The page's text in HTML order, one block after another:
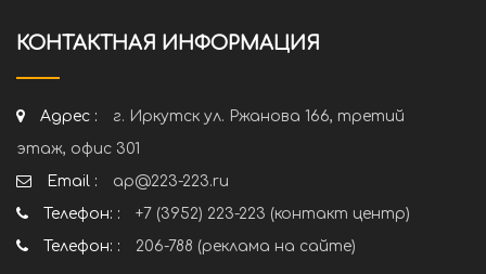
КОНТАКТНАЯ ИНФОРМАЦИЯ
Адрес :
г. Иркутск ул. Ржанова 166, третий
этаж, офис 301
Email :
ap@223-223.ru
Телефон: :
+7 (3952) 223-223 (контакт центр)
Телефон: :
206-788 (реклама на сайте)